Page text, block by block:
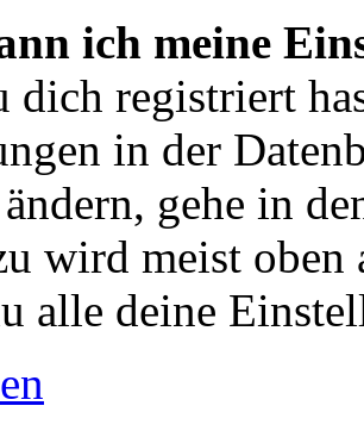
ich meine
dich registriert
in der
gehe in
wird meist oben
alle deine